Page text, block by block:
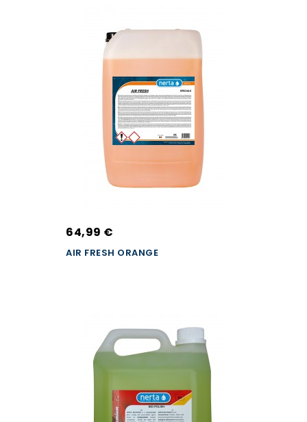
64,99 €
AIR FRESH ORANGE